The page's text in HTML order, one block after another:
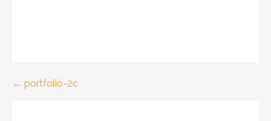
Yazı← portfolio-2c